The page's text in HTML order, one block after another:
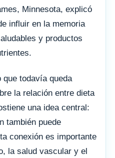
Minnesota, explicó
influir en la memoria
y productos
que todavía queda
la relación entre dieta
una idea central:
también puede
conexión es importante
la salud vascular y el